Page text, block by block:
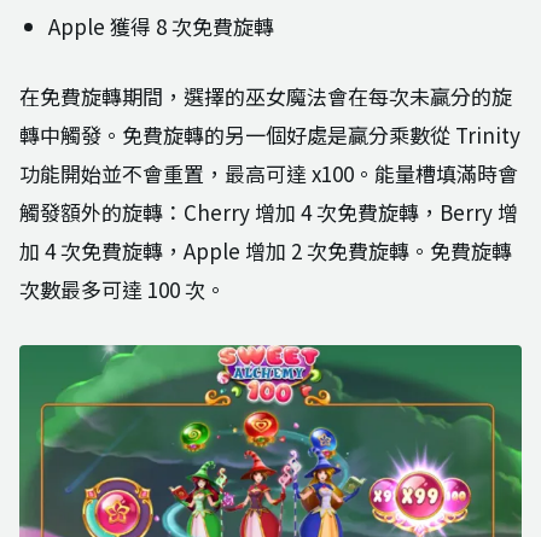
Apple 獲得 8 次免費旋轉
在免費旋轉期間，選擇的巫女魔法會在每次未贏分的旋
轉中觸發。免費旋轉的另一個好處是贏分乘數從 Trinity
功能開始並不會重置，最高可達 x100。能量槽填滿時會
觸發額外的旋轉：Cherry 增加 4 次免費旋轉，Berry 增
加 4 次免費旋轉，Apple 增加 2 次免費旋轉。免費旋轉
次數最多可達 100 次。